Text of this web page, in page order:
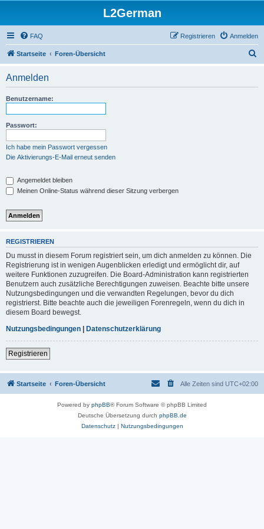
L2German
FAQ Anmelden
Registrieren
Startseite Foren-Übersicht
Anmelden
Benutzername:
Passwort:
Ich habe mein Passwort vergessen
Die Aktivierungs-E-Mail erneut senden
Angemeldet bleiben
Meinen Online-Status während dieser Sitzung verbergen
REGISTRIEREN
Du musst in diesem Forum registriert sein, um dich anmelden zu können. Die
Registrierung ist in wenigen Augenblicken erledigt und ermöglicht dir, auf
weitere Funktionen zuzugreifen. Die Board-Administration kann registrierten
Benutzern auch zusätzliche Berechtigungen zuweisen. Beachte bitte unsere
Nutzungsbedingungen und die verwandten Regelungen, bevor du dich
registrierst. Bitte beachte auch die jeweiligen Forenregeln, wenn du dich in
diesem Board bewegst.
Nutzungsbedingungen | Datenschutzerklärung
Registrieren
Startseite Foren-Übersicht Alle Zeiten sind UTC+02:00
Powered by phpBB® Forum Software © phpBB Limited
Deutsche Übersetzung durch phpBB.de
Datenschutz| Nutzungsbedingungen